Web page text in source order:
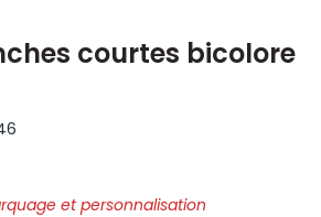
courtes bicolore
et personnalisation